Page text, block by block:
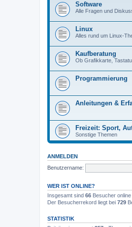
Software
Alle Fragen und
Linux
Alles rund um Linux-
Kaufberatung
Ob Grafikkarte,
Programmierung
Anleitungen &
Freizeit: Sport,
Sonstige Themen
ANMELDEN
Benutzername:
WER IST ONLINE?
Insgesamt sind 66 Besucher
Der Besucherrekord liegt bei 729
STATISTIK